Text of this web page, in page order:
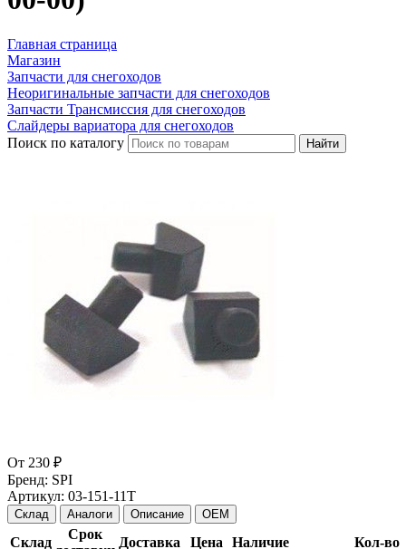
Главная страница
Магазин
Запчасти для снегоходов
Неоригинальные запчасти для снегоходов
Запчасти Трансмиссия для снегоходов
Слайдеры вариатора для снегоходов
Поиск по каталогу
Найти
От 230 ₽
Бренд: SPI
Артикул: 03-151-11T
Склад Аналоги Описание OEM
Склад
Срок
Доставка Цена Наличие Кол-во